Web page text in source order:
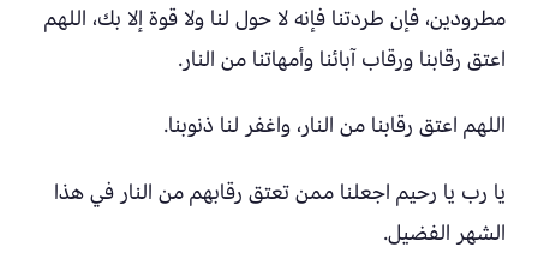
مطرودين، فإن طردتنا فإنه لا حول لنا ولا قوة إلا بك، اللهم
اعتق رقابنا ورقاب آبائنا وأمهاتنا من النار.
اللهم اعتق رقابنا من النار، واغفر لنا ذنوبنا.
يا رب يا رحيم اجعلنا ممن تعتق رقابهم من النار في هذا
الشهر الفضيل.